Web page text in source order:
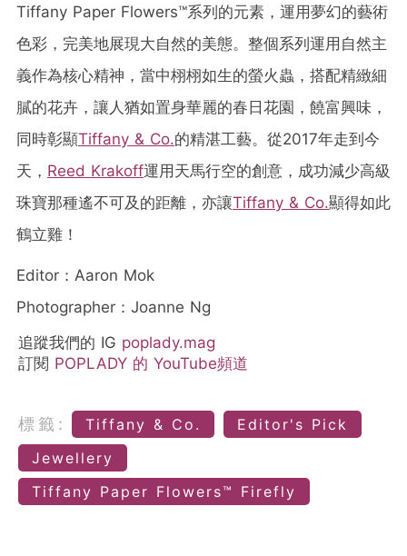
Tiffany Paper Flowers™系列的元素，運用夢幻的藝術
色彩，完美地展現大自然的美態。整個系列運用自然主
義作為核心精神，當中栩栩如生的螢火蟲，搭配精緻細
膩的花卉，讓人猶如置身華麗的春日花園，饒富興味，
同時彰顯Tiffany & Co.的精湛工藝。從2017年走到今
天， Reed Krakoff運用天馬行空的創意，成功減少高級
珠寶那種遙不可及的距離，亦讓Tiffany & Co.顯得如此
鶴立雞！
Editor：Aaron Mok
Photographer：Joanne Ng
追蹤我們的 IG poplady.mag
訂閱 POPLADY 的 YouTube頻道
標籤: Tiffany & Co.
Editor's Pick
Jewellery
Tiffany Paper Flowers™ Firefly